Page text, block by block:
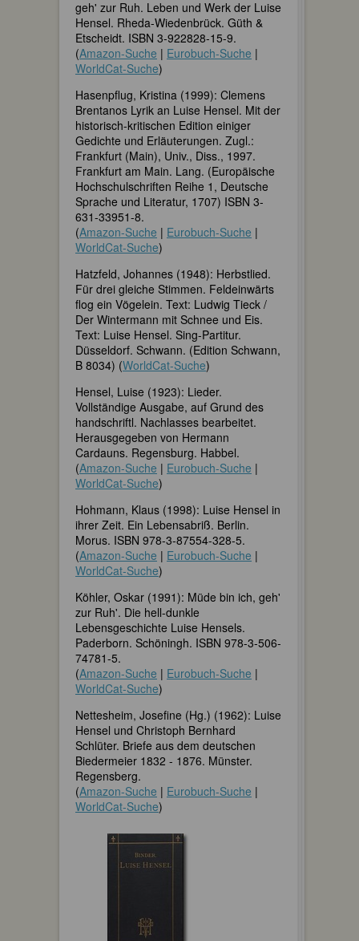
geh' zur Ruh. Leben und Werk der Luise
Hensel. Rheda-Wiedenbrück. Güth &
Etscheidt. ISBN 3-922828-15-9.
(Amazon-Suche | Eurobuch-Suche |
WorldCat-Suche)
Hasenpflug, Kristina (1999): Clemens
Brentanos Lyrik an Luise Hensel. Mit der
historisch-kritischen Edition einiger
Gedichte und Erläuterungen. Zugl.:
Frankfurt (Main), Univ., Diss., 1997.
Frankfurt am Main. Lang. (Europäische
Hochschulschriften Reihe 1, Deutsche
Sprache und Literatur, 1707) ISBN 3-
631-33951-8.
(Amazon-Suche | Eurobuch-Suche |
WorldCat-Suche)
Hatzfeld, Johannes (1948): Herbstlied.
Für drei gleiche Stimmen. Feldeinwärts
flog ein Vögelein. Text: Ludwig Tieck /
Der Wintermann mit Schnee und Eis.
Text: Luise Hensel. Sing-Partitur.
Düsseldorf. Schwann. (Edition Schwann,
B 8034) (WorldCat-Suche)
Hensel, Luise (1923): Lieder.
Vollständige Ausgabe, auf Grund des
handschriftl. Nachlasses bearbeitet.
Herausgegeben von Hermann
Cardauns. Regensburg. Habbel.
(Amazon-Suche | Eurobuch-Suche |
WorldCat-Suche)
Hohmann, Klaus (1998): Luise Hensel in
ihrer Zeit. Ein Lebensabriß. Berlin.
Morus. ISBN 978-3-87554-328-5.
(Amazon-Suche | Eurobuch-Suche |
WorldCat-Suche)
Köhler, Oskar (1991): Müde bin ich, geh'
zur Ruh'. Die hell-dunkle
Lebensgeschichte Luise Hensels.
Paderborn. Schöningh. ISBN 978-3-506-
74781-5.
(Amazon-Suche | Eurobuch-Suche |
WorldCat-Suche)
Nettesheim, Josefine (Hg.) (1962): Luise
Hensel und Christoph Bernhard
Schlüter. Briefe aus dem deutschen
Biedermeier 1832 - 1876. Münster.
Regensberg.
(Amazon-Suche | Eurobuch-Suche |
WorldCat-Suche)